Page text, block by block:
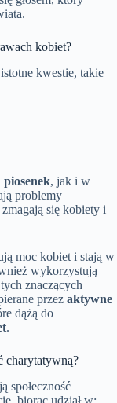
kobiet?
kwestie, takie
piosenek, jak i w
problemy
się kobiety i
moc kobiet i stają w
wykorzystują
znaczących
przez aktywne
dążą do
.
charytatywną?
społeczność
biorąc udział w: